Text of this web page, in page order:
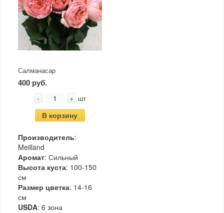
Салманасар
400 руб.
- + шт
В корзину
Производитель:
Meilland
Аромат: Сильный
Высота куста: 100-150
см
Размер цветка: 14-16
см
USDA: 6 зона